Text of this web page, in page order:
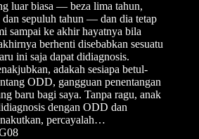
luar biasa — beza lima tahun,
dan sepuluh tahun — dan dia tetap
sampai ke akhir hayatnya bila
berhenti disebabkan sesuatu
ini saja dapat didiagnosis.
adakah sesiapa betul-
ODD, gangguan penentangan
baru bagi saya. Tanpa ragu, anak
dengan ODD dan
percayalah…